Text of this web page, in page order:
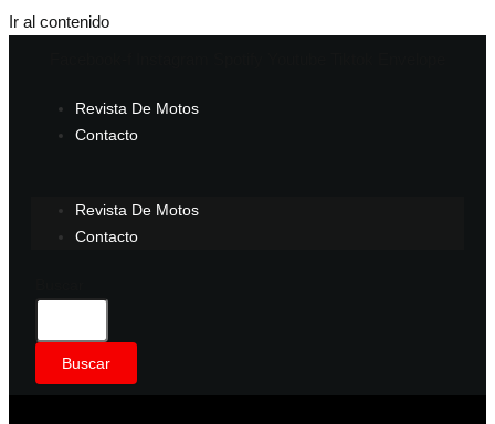
Ir al contenido
Revista De Motos
Contacto
Revista De Motos
Contacto
Buscar